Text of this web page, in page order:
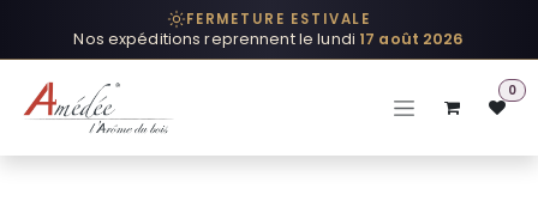
Se rendre au contenuFERMETURE ESTIVALE
Nos expéditions reprennent le lundi 17 août 2026
0